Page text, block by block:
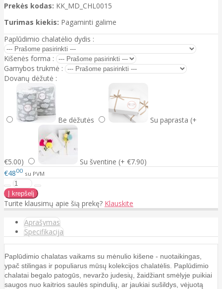
Prekės kodas: KK_MD_CHL0015
Turimas kiekis: Pagaminti galime
Paplūdimio chalatėlio dydis :
Kišenės forma :
Gamybos trukmė :
Dovanų dėžutė :
Be dėžutės Su paprasta (+
€5.00)
Su šventine (+ €7.90)
€4800 su PVM
Turite klausimų apie šią prekę? Klauskite
Aprašymas
Specifikacija
Paplūdimio chalatas vaikams su mėnulio kišene - nuotaikingas,
ypač stilingas ir populiarus mūsų kolekcijos chalatėlis. Paplūdimio
chalatai begalo patogūs, nevaržo judesių, žaidžiant smėlyje puikiai
saugos nuo kaitrios saulės spindulių, ar jaukiai sušildys, vėjuotą